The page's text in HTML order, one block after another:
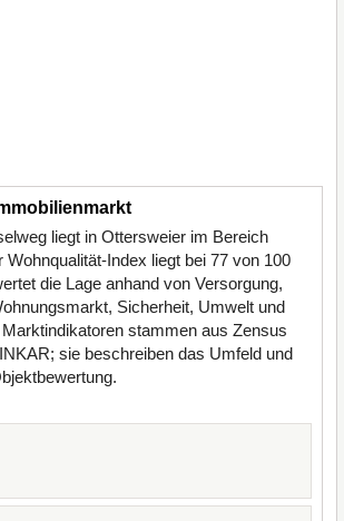
liegt in Ottersweier im Bereich
Wohnqualität-Index liegt bei 77 von 100
die Lage anhand von Versorgung,
Sicherheit, Umwelt und
stammen aus Zensus
sie beschreiben das Umfeld und